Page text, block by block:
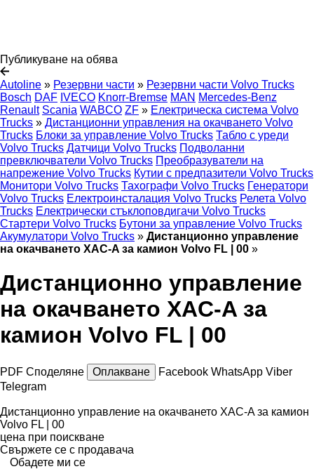
Публикуване на обява
Autoline » Резервни части » Резервни части Volvo Trucks
Bosch DAF IVECO Knorr-Bremse MAN Mercedes-Benz
Renault Scania WABCO ZF » Електрическа система Volvo
Trucks » Дистанционни управления на окачването Volvo
Trucks Блоки за управление Volvo Trucks Табло с уреди
Volvo Trucks Датчици Volvo Trucks Подволанни
превключватели Volvo Trucks Преобразуватели на
напрежение Volvo Trucks Кутии с предпазители Volvo Trucks
Монитори Volvo Trucks Тахографи Volvo Trucks Генератори
Volvo Trucks Електроинсталация Volvo Trucks Релета Volvo
Trucks Електрически стъклоповдигачи Volvo Trucks
Стартери Volvo Trucks Бутони за управление Volvo Trucks
Акумулатори Volvo Trucks » Дистанционно управление
на окачването XAC-A за камион Volvo FL | 00 »
Дистанционно управление
на окачването XAC-A за
камион Volvo FL | 00
PDF Споделяне Оплакване Facebook WhatsApp Viber
Telegram
Дистанционно управление на окачването XAC-A за камион
Volvo FL | 00
цена при поискване
Свържете се с продавача
Обадете ми се